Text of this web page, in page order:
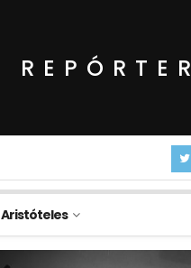
REPÓRTER
Aristóteles